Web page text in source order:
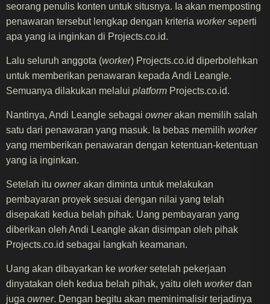
seorang penulis konten untuk situsnya. Ia akan memposting
penawaran tersebut lengkap dengan kriteria workerseperti
apa yang ia inginkan di Projects.co.id.
Lalu seluruh anggota (worker) Projects.co.id diperbolehkan
untuk memberikan penawaran kepada Andi Leangle.
Semuanya dilakukan melalui platform Projects.co.id.
Nantinya, Andi Leangle sebagai ownerakan memilih salah
satu dari penawaran yang masuk. Ia bebas memilih worker
yang memberikan penawaran dengan ketentuan-ketentuan
yang ia inginkan.
Setelah itu ownerakan diminta untuk melakukan
pembayaran proyek sesuai dengan nilai yang telah
disepakati kedua belah pihak. Uang pembayaran yang
diberikan oleh Andi Leangle akan disimpan oleh pihak
Projects.co.id sebagai langkah keamanan.
Uang akan dibayarkan ke workersetelah pekerjaan
dinyatakan oleh kedua belah pihak, yaitu oleh workerdan
juga owner. Dengan begitu akan meminimalisir terjadinya